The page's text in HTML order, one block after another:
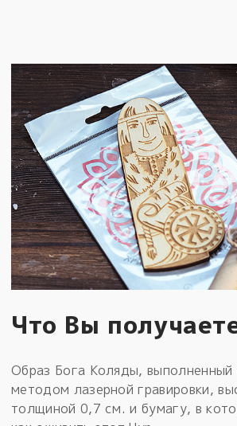
Что Вы
Образ Бога Коляды, выполненный
методом лазерной гравировки,
толщиной 0,7 см. и бумагу, в